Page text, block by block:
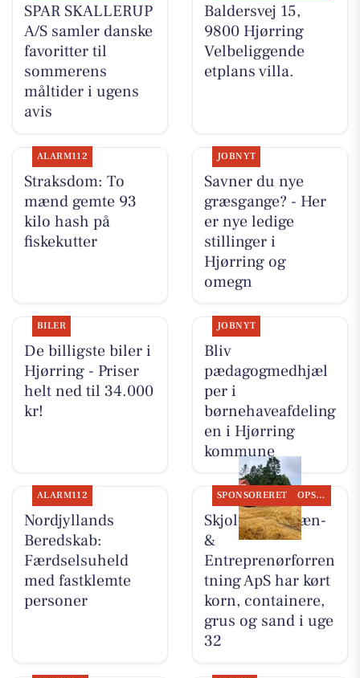
SPAR SKALLERUP
A/S samler danske
favoritter til
sommerens
måltider i ugens
avis
Baldersvej 15,
9800 Hjørring
Velbeliggende
etplans villa.
ALARM112
Straksdom: To
mænd gemte 93
kilo hash på
fiskekutter
JOBNYT
Savner du nye
græsgange? - Her
er nye ledige
stillinger i
Hjørring og
omegn
BILER
De billigste biler i
Hjørring - Priser
helt ned til 34.000
kr!
JOBNYT
Bliv
pædagogmedhjæl
per i
børnehaveafdeling
en i Hjørring
kommune
ALARM112
Nordjyllands
Beredskab:
Færdselsuheld
med fastklemte
personer
SPONSORERET OPSLAGSTAVLEN
Skjoldager Dræn-
&
Entreprenørforren
tning ApS har kørt
korn, containere,
grus og sand i uge
32